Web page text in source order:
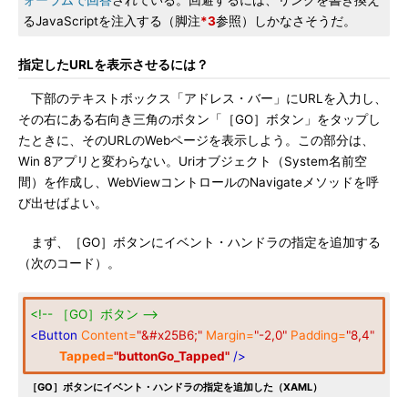
るJavaScriptを注入する（脚注*3参照）しかなさそうだ。
指定したURLを表示させるには？
下部のテキストボックス「アドレス・バー」にURLを入力し、
その右にある右向き三角のボタン「［GO］ボタン」をタップし
たときに、そのURLのWebページを表示しよう。この部分は、
Win 8アプリと変わらない。Uriオブジェクト（System名前空
間）を作成し、WebViewコントロールのNavigateメソッドを呼
び出せばよい。
まず、［GO］ボタンにイベント・ハンドラの指定を追加する
（次のコード）。
<!-- ［GO］ボタン -->
<Button Content="&#x25B6;" Margin="-2,0" Padding="8,4"
Tapped="buttonGo_Tapped" />
［GO］ボタンにイベント・ハンドラの指定を追加した（XAML）